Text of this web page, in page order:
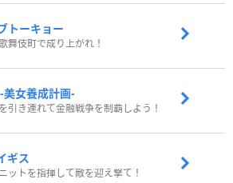
トーキョー
舞伎町で成り上がれ！
女養成計画-
引き連れて金融戦争を制覇しよう！
ギス
ットを指揮して敵を迎え撃て！